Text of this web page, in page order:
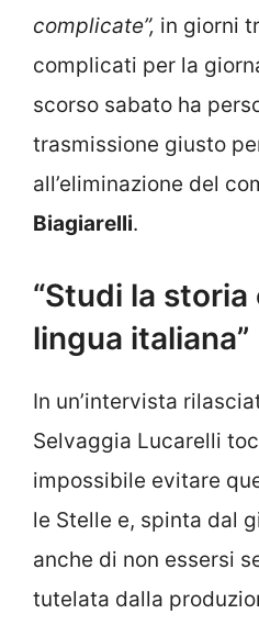
complicate”, in giorni
complicati per la
scorso sabato ha
trasmissione giusto
all’eliminazione del
Biagiarelli.
“Studi la
lingua italiana”
In un’intervista
Selvaggia Lucarelli
impossibile evitare
le Stelle e, spinta dal
anche di non essersi
tutelata dalla